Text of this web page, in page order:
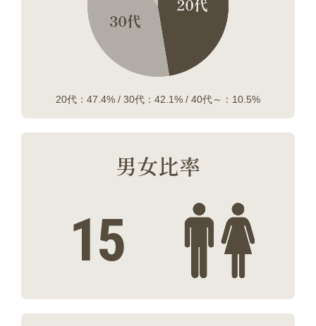
20代：47.4% / 30代：42.1% / 40代～：10.5%
男女比率
15